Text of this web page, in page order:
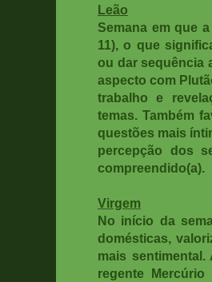
Leão
Semana em que
11), o que
ou dar sequência
aspecto com
trabalho e
temas. Também
questões mais
percepção dos
compreendido(a).
Virgem
No início da
domésticas,
mais
regente